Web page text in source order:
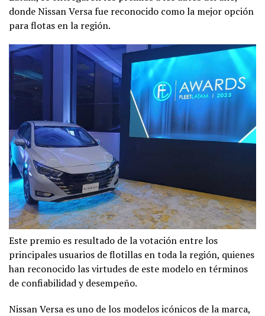
donde Nissan Versa fue reconocido como la mejor opción
para flotas en la región.
Este premio es resultado de la votación entre los
principales usuarios de flotillas en toda la región, quienes
han reconocido las virtudes de este modelo en términos
de confiabilidad y desempeño.
Nissan Versa es uno de los modelos icónicos de la marca,